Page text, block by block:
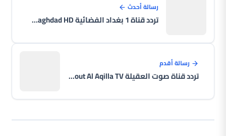
رسالة أحدث
تردد قناة 1 بغداد الفضائية One Baghdad HD الجديد على النايل سات 2026
رسالة أقدم
تردد قناة صوت العقيلة Saout Al Aqilla TV الجديد على النايل سات 2026